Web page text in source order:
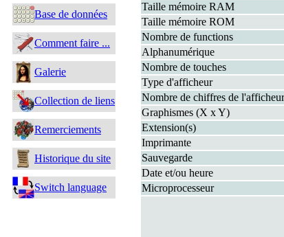
Base de données
Comment faire ...
Galerie
Collection de liens
Remerciements
Historique du site
Switch language
Taille mémoire RAM
Taille mémoire ROM
Nombre de functions
Alphanumérique
Nombre de touches
Type d'afficheur
Nombre de chiffres de l'afficheur
Graphismes (X x Y)
Extension(s)
Imprimante
Sauvegarde
Date et/ou heure
Microprocesseur